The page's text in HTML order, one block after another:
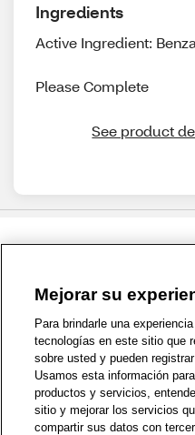
Ingredients
Active Ingredient:
Please Complete
See product
1-800-679-9691 | Contáctenos
Política de Privacidad |
Zona de Bienestar |
Mejorar su
Para brindarle una
tecnologías en este sitio que
sobre usted y pueden
Usamos esta información
productos y servicios,
sitio y mejorar los servicios
compartir sus datos con